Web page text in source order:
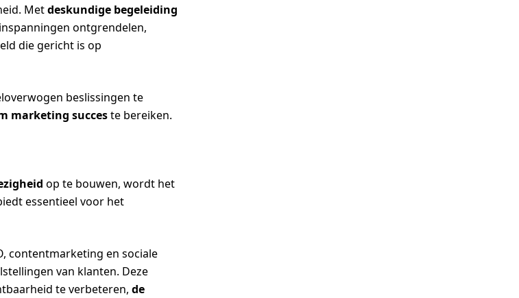
Metdeskundige begeleiding
ontgrendelen,
die gericht is op
beslissingen te
marketing succeste bereiken.
op te bouwen, wordt het
essentieel voor het
contentmarketing en sociale
van klanten. Deze
te verbeteren, de